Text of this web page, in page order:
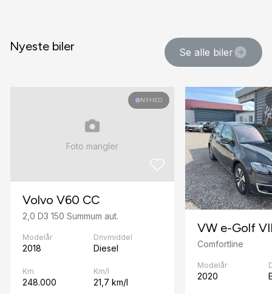
Nyeste biler Se alle biler
NYHED
Foto mangler
Volvo V60 CC
2,0 D3 150 Summum aut.
Modelår
2018
Drivmiddel
Diesel
Km
248.000
Km/l
21,7 km/l
VW e-Golf
Comfortline
Modelår
2020